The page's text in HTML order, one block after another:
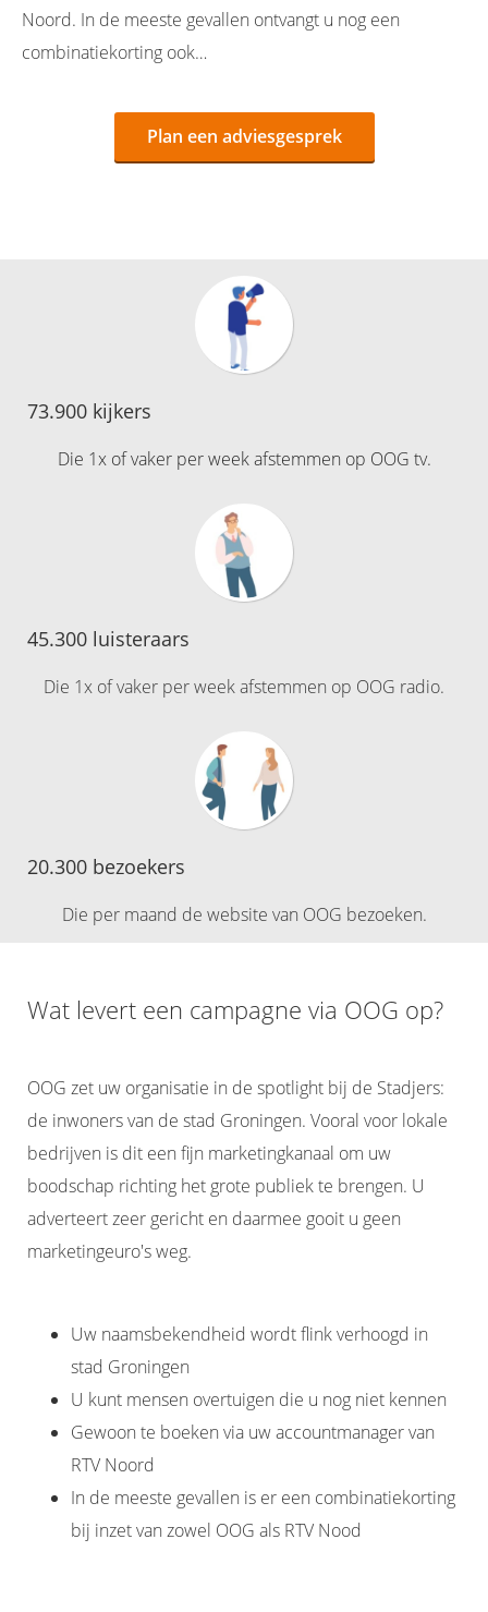
Noord. In de meeste gevallen ontvangt u nog een
combinatiekorting ook…
Plan een adviesgesprek
73.900 kijkers
Die 1x of vaker per week afstemmen op OOG tv.
45.300 luisteraars
Die 1x of vaker per week afstemmen op OOG radio.
20.300 bezoekers
Die per maand de website van OOG bezoeken.
Wat levert een campagne via OOG op?
OOG zet uw organisatie in de spotlight bij de Stadjers:
de inwoners van de stad Groningen. Vooral voor lokale
bedrijven is dit een fijn marketingkanaal om uw
boodschap richting het grote publiek te brengen. U
adverteert zeer gericht en daarmee gooit u geen
marketingeuro's weg.
Uw naamsbekendheid wordt flink verhoogd in
stad Groningen
U kunt mensen overtuigen die u nog niet kennen
Gewoon te boeken via uw accountmanager van
RTV Noord
In de meeste gevallen is er een combinatiekorting
bij inzet van zowel OOG als RTV Nood